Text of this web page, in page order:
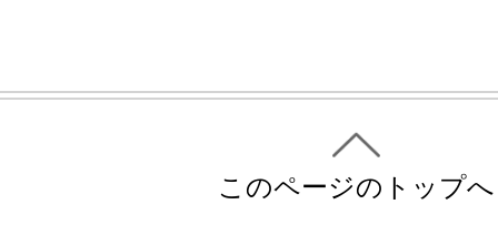
このページのトップへ